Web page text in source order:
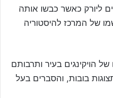
ליורק כאשר כבשו אותה
גם שמו של המרכז להיסטוריה
הויקינגים בעיר ותרבותם
בובות, והסברים בעל